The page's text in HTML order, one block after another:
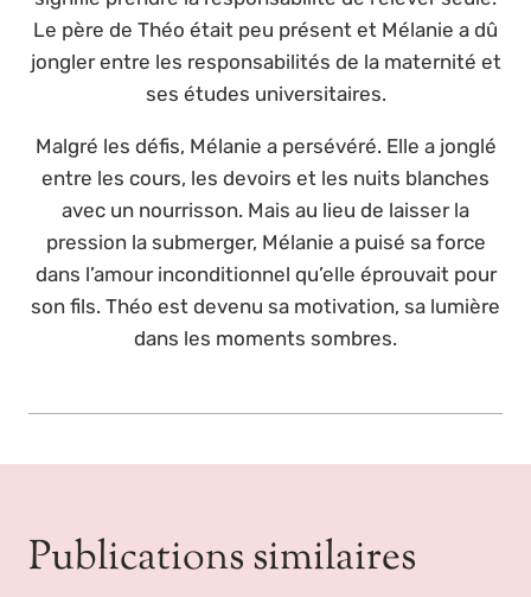
Le père de Théo était peu présent et Mélanie a dû
jongler entre les responsabilités de la maternité et
ses études universitaires.
Malgré les défis, Mélanie a persévéré. Elle a jonglé
entre les cours, les devoirs et les nuits blanches
avec un nourrisson. Mais au lieu de laisser la
pression la submerger, Mélanie a puisé sa force
dans l’amour inconditionnel qu’elle éprouvait pour
son fils. Théo est devenu sa motivation, sa lumière
dans les moments sombres.
Publications similaires